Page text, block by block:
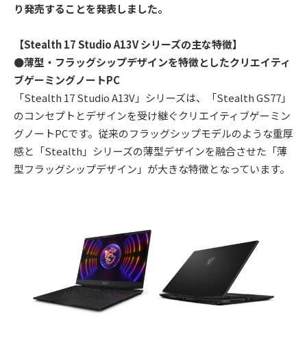
り発売することを発表しました。
【Stealth 17 Studio A13V シリーズの主な特徴】
●薄型・フラッグシップデザインを特徴としたクリエイティ
ブゲーミングノートPC
「Stealth 17 Studio A13V」シリーズは、「Stealth GS77」
のコンセプトとデザインを受け継ぐクリエイティブゲーミン
グノートPCです。従来のフラッグシップモデルのような重厚
感と「Stealth」シリーズの薄型デザインを融合させた「薄
型フラッグシップデザイン」が大きな特徴となっています。